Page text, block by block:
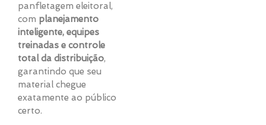
panfletagem eleitoral,
com planejamento
inteligente, equipes
treinadas e controle
total da distribuição,
garantindo que seu
material chegue
exatamente ao público
certo.